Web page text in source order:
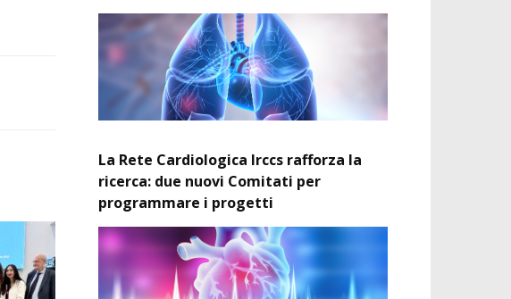
La Rete Cardiologica Irccs rafforza la
ricerca: due nuovi Comitati per
programmare i progetti